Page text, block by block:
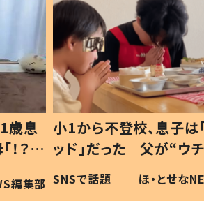
歳息
？」
編集部
小1から不登校、息子は
ッド」だった 父が“ウ
作り続ける理由とは #
#令和の子
SNSで話題 ほ・とせな